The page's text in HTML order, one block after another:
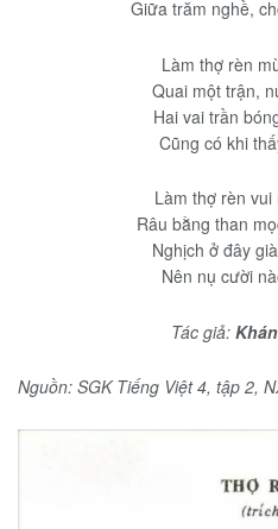
Giữa trăm nghề,
Làm thợ rèn
Quai một trận,
Hai vai trần
Cũng có khi
Làm thợ rèn
Râu bằng than
Nghịch ở đây
Nên nụ cười
Tác giả:
Nguồn: SGK Tiếng Việt 4, tập 2,